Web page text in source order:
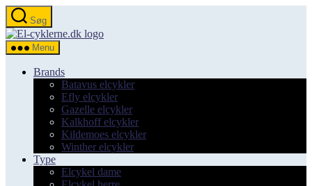
Spring
til
indholdet
Søg
el-
Menu
Brands
Batavus elcykler
Efly elcykler
Gazelle elcykler
Kalkhoff elcykler
Kildemoes elcykler
Winther elcykler
Type
Elcykel dame